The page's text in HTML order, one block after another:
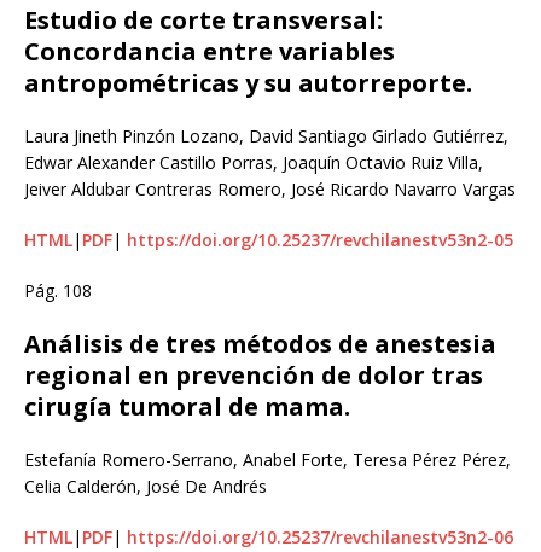
Estudio de corte transversal:
Concordancia entre variables
antropométricas y su autorreporte.
Laura Jineth Pinzón Lozano, David Santiago Girlado Gutiérrez,
Edwar Alexander Castillo Porras, Joaquín Octavio Ruiz Villa,
Jeiver Aldubar Contreras Romero, José Ricardo Navarro Vargas
HTML| PDF| https://doi.org/10.25237/revchilanestv53n2-05
Pág. 108
Análisis de tres métodos de anestesia
regional en prevención de dolor tras
cirugía tumoral de mama.
Estefanía Romero-Serrano, Anabel Forte, Teresa Pérez Pérez,
Celia Calderón, José De Andrés
HTML| PDF| https://doi.org/10.25237/revchilanestv53n2-06